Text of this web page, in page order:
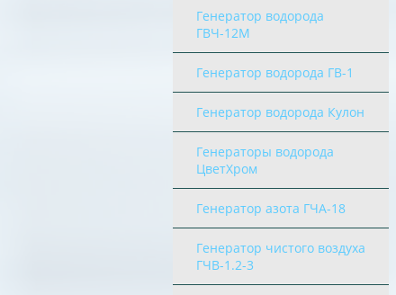
Генератор водорода
ГВЧ-12М
Генератор водорода ГВ-1
Генератор водорода Кулон
Генераторы водорода
ЦветХром
Генератор азота ГЧА-18
Генератор чистого воздуха
ГЧВ-1.2-3